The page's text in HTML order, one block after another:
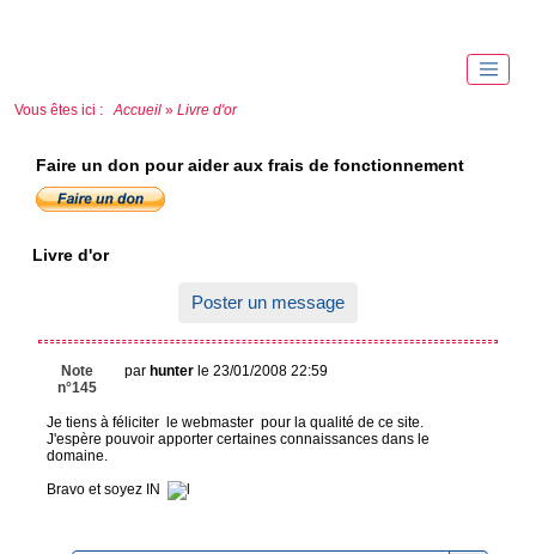
Vous êtes ici : Accueil » Livre d'or
Faire un don pour aider aux frais de fonctionnement
Livre d'or
Poster un message
Note
n°145
par hunterle 23/01/2008 22:59
Je tiens à féliciter le webmaster pour la qualité de ce site.
J'espère pouvoir apporter certaines connaissances dans le
domaine.
Bravo et soyez IN